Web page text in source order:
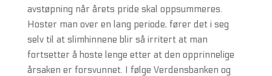
avstøpning når årets pride skal oppsummeres.
Hoster man over en lang periode, fører det i seg
selv til at slimhinnene blir så irritert at man
fortsetter å hoste lenge etter at den opprinnelige
årsaken er forsvunnet. I følge Verdensbanken og